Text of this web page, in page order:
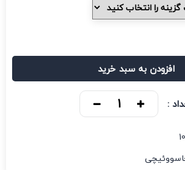
افزودن به سبد خرید
: